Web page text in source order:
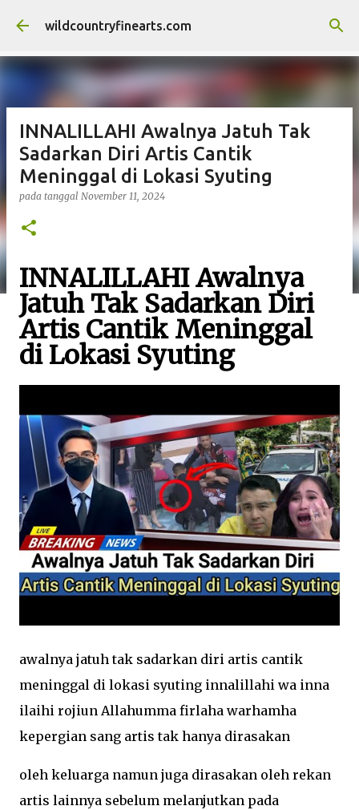
Langsung ke konten utama
wildcountryfinearts.com
INNALILLAHI Awalnya Jatuh Tak
Sadarkan Diri Artis Cantik
Meninggal di Lokasi Syuting
pada tanggal November 11, 2024
INNALILLAHI Awalnya
Jatuh Tak Sadarkan Diri
Artis Cantik Meninggal
di Lokasi Syuting
awalnya jatuh tak sadarkan diri artis cantik
meninggal di lokasi syuting innalillahi wa inna
ilaihi rojiun Allahumma firlaha warhamha
kepergian sang artis tak hanya dirasakan
oleh keluarga namun juga dirasakan oleh rekan
artis lainnya sebelum melanjutkan pada